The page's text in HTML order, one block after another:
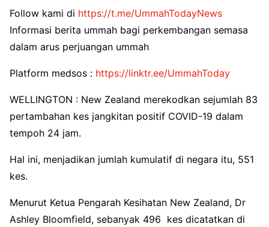
Follow kami di https://t.me/UmmahTodayNews
Informasi berita ummah bagi perkembangan semasa
dalam arus perjuangan ummah
Platform medsos : https://linktr.ee/UmmahToday
WELLINGTON : New Zealand merekodkan sejumlah 83
pertambahan kes jangkitan positif COVID-19 dalam
tempoh 24 jam.
Hal ini, menjadikan jumlah kumulatif di negara itu, 551
kes.
Menurut Ketua Pengarah Kesihatan New Zealand, Dr
Ashley Bloomfield, sebanyak 496 kes dicatatkan di